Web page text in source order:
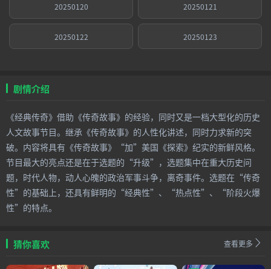
20250120 20250121
20250122 20250123
剧情介绍
《经典传奇》借助《传奇故事》的经验，同时又是一档大型化的历史
人文故事节目。继承《传奇故事》的人性化讲述，同时力求新的突
破。内容将具有《传奇故事》“加”美国《探索》纪实的新鲜风格。
节目最大的亮点还是在于选题的“升级”，选题集中在重大历史问
题，时代人物，动人心魄的政治军事斗争，离奇事件。选题在“传奇
性”的基础上，还具有鲜明的“经典性”、“热点性”、“阶段火爆
性”的特点。
猜你喜欢 查看更多